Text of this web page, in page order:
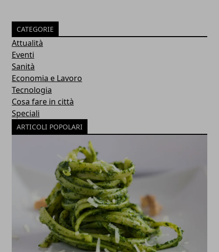
CATEGORIE
Attualità
Eventi
Sanità
Economia e Lavoro
Tecnologia
Cosa fare in città
Speciali
ARTICOLI POPOLARI